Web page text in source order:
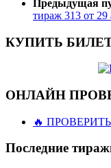
Предыдущая
тираж 313 от 29
КУПИТЬ
ОНЛАЙН
🔥
Последние